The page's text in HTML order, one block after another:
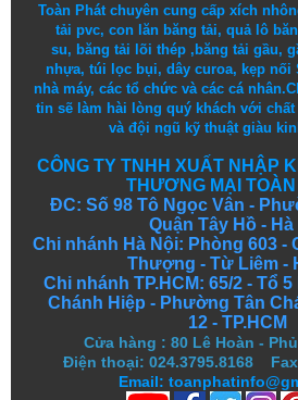
Toàn Phát chuyên cung cấp xích
tải pvc,con lăn băng tải,quả lô
su, băng tải lõi thép,băng tải gầu,
nhựa, túi lọc bụi, dây curoa, kẹp nối
nhà máy, các tổ chức và các cá nhân.
tin sẽ làm hài lòng quý khách với
và đội ngũ kỹ thuật giàu
CÔNG TY TNHH XUẤT NHẬP
THƯƠNG MẠI
ĐC: Số 98 Tô Ngọc Vân -
Quận Tây Hồ - Hà
Chi nhánh Hà Nội: Phòng 603 -
Thượng - Từ Liêm -
Chi nhánh TP.HCM: 65/2 - Tổ
Chánh Hiệp - Phường Tân
12 - TP.HCM
Cửa hàng : 80 Lê Hoàn -
Điện thoại: 024.3795.8168
Email: